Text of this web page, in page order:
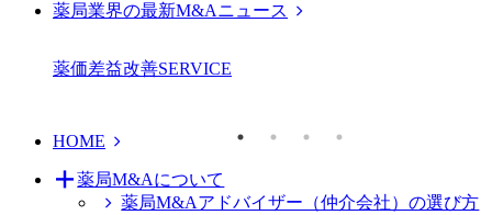
薬局業界の最新M&Aニュース
薬価差益改善SERVICE
HOME
薬局M&Aについて
薬局M&Aアドバイザー（仲介会社）の選び方